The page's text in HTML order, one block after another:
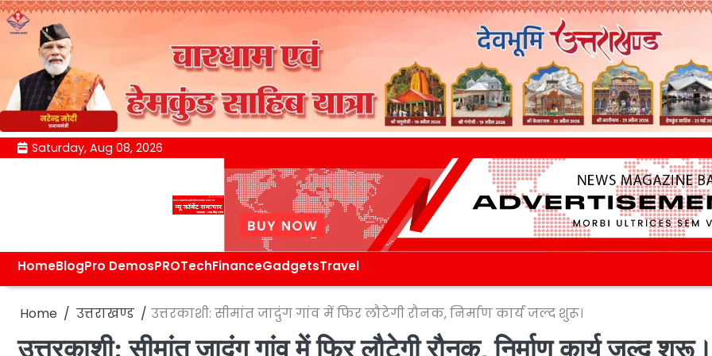
Skip Saturday, Aug 08, 2026
HomeBlogPro DemosPROTechFinanceGadgetsTravel
Home उत्तराखण्ड उत्तरकाशी: सीमांत जादुंग गांव में फिर लौटेगी रौनक, निर्माण कार्य जल्द शुरू।
उत्तरकाशी: सीमांत जादुंग गांव में फिर लौटेगी रौनक, निर्माण कार्य जल्द शुरू।